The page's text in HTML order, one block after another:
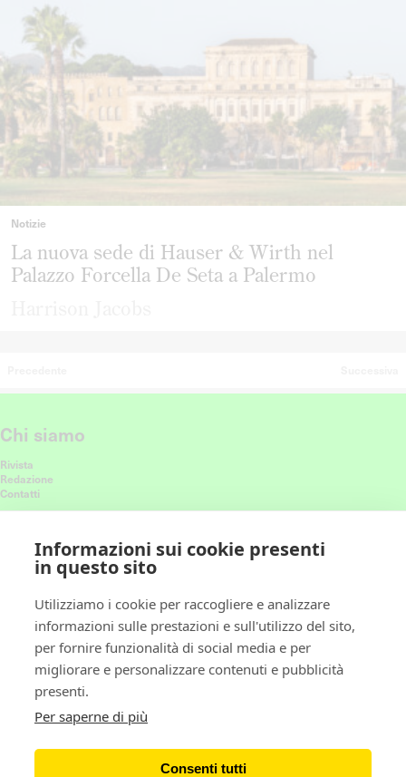
Notizie
La nuova sede di Hauser & Wirth nel
Palazzo Forcella De Seta a Palermo
Chi siamo
Rivista
Redazione
Contatti
Connettiti con noi
Ricevi le nostre ultime storie nel feed
Policy
Privacy policy
Cookie policy
Gestione preferenze cookie
Newsletter
Informazioni sui cookie presenti
in questo sito
Utilizziamo i cookie per raccogliere e analizzare
informazioni sulle prestazioni e sull'utilizzo del sito,
per fornire funzionalità di social media e per
migliorare e personalizzare contenuti e pubblicità
presenti.
Per saperne di più
Consenti tutti